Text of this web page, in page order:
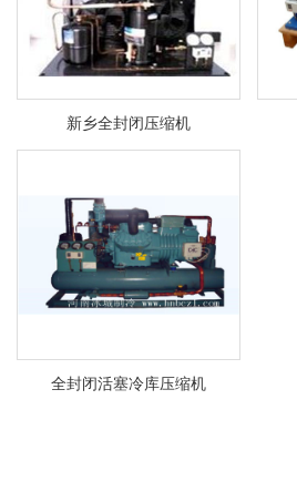
新乡全封闭压缩机
全封闭活塞冷库压缩机